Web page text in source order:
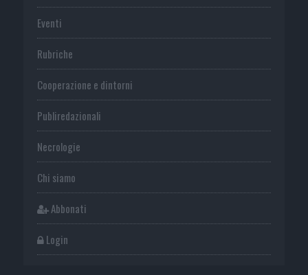
Eventi
Rubriche
Cooperazione e dintorni
Publiredazionali
Necrologie
Chi siamo
Abbonati
Login